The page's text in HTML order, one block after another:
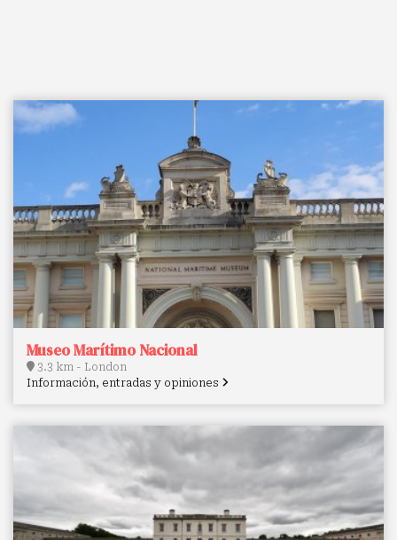
Museo Marítimo Nacional
3.3 km - London
Información, entradas y opiniones